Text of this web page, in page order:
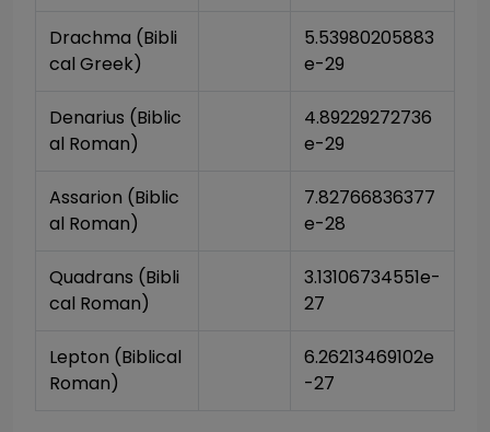
Drachma (Bibli
cal Greek)
5.53980205883
e-29
Denarius (Biblic
al Roman)
4.89229272736
e-29
Assarion (Biblic
al Roman)
7.82766836377
e-28
Quadrans (Bibli
cal Roman)
3.13106734551e-
27
Lepton (Biblical
Roman)
6.26213469102e
-27